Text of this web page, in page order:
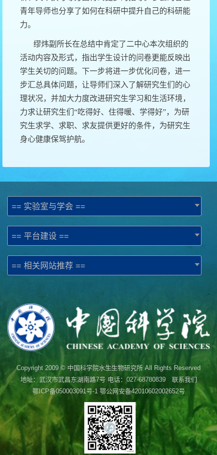
青年导师也分享了如何在科研中提升自己的科研能
力。
缪炜副所长在总结中肯定了二中心本次组织的
活动内容及形式，指出学生设计的问卷更能反映出
学生关切的问题。下一步将进一步优化问卷，进一
步汇总具体问题，让导师们深入了解研究生们的心
理状况，并加大力度改进研究生学习和生活环境，
力求让研究生们“吃得好、住得暖、学得好”，为研
究生求学、求职、求友提供更好的条件，为研究生
身心健康保驾护航。
== 实验室与学会 ==
== 平台建设 ==
== 相关网站推荐 ==
Copyright 2009 © 中国科学院水生生物研究所 All Rights Reserved
地址：武汉市武昌东湖南路7号 电话：027-68780839 联系我们
鄂ICP备050003091号-1 鄂公网安备42010602002652号